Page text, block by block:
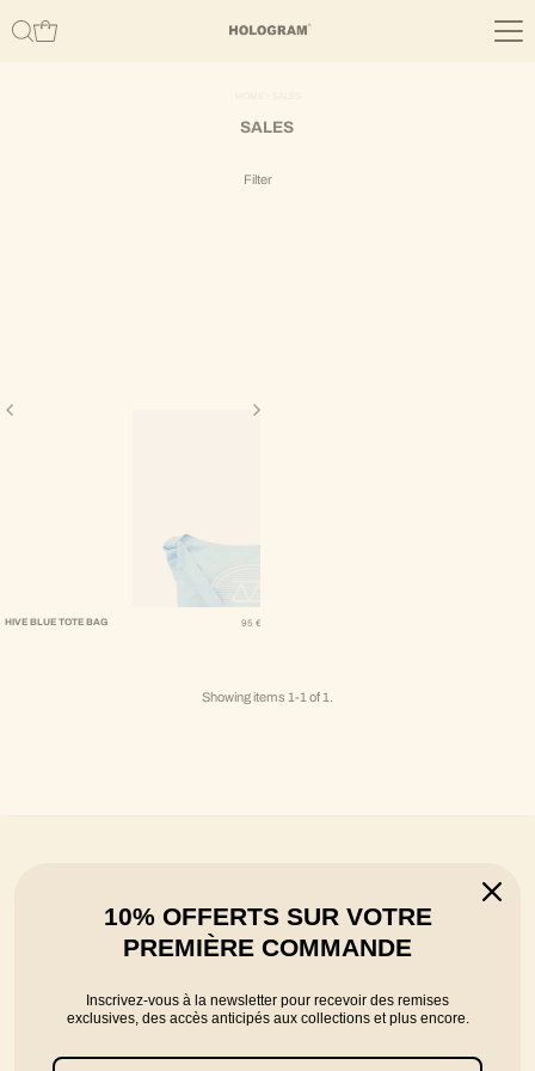
Skip to content
SALES
Filter
HIVE BLUE TOTE BAG Regular Price
95 €
Showing items 1-1 of 1.
in France, Belgium and Switzerland
you have 14 days to return or exchange
10% OFFERTS SUR VOTRE
PREMIÈRE COMMANDE
Inscrivez-vous à la newsletter pour recevoir des remises
exclusives, des accès anticipés aux collections et plus encore.